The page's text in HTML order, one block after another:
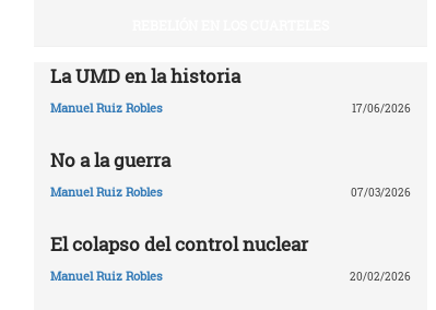
La UMD en la historia
Manuel Ruiz Robles 17/06/2026
No a la guerra
Manuel Ruiz Robles 07/03/2026
El colapso del control nuclear
Manuel Ruiz Robles 20/02/2026